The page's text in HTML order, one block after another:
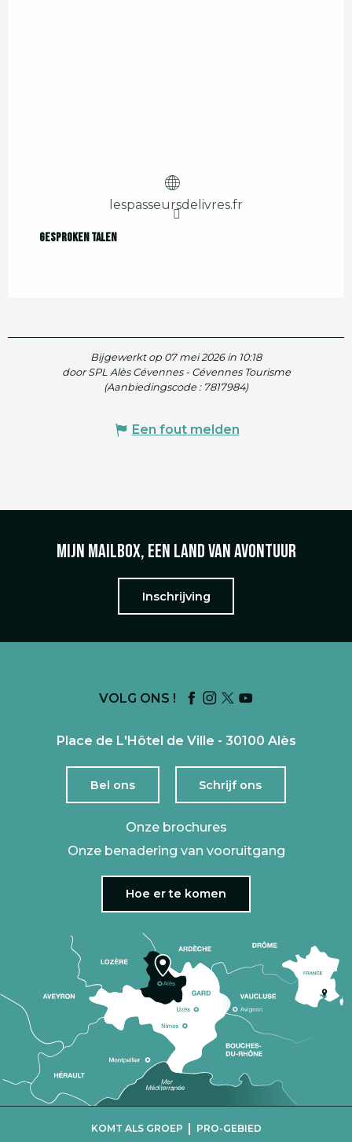
lespasseursdelivres.fr
Gesproken talen
Gesproken talen
Bijgewerkt op 07 mei 2026 in 10:18
door SPL Alès Cévennes - Cévennes Tourisme
(Aanbiedingscode : 7817984)
Een fout melden
Mijn mailbox, een land van avontuur
Inschrijving
VOLG ONS !
Place de L'Hôtel de Ville - 30100 Alès
Bel ons Schrijf ons
Onze brochures
Onze benadering van vooruitgang
Hoe er te komen
KOMT ALS GROEP | PRO-GEBIED